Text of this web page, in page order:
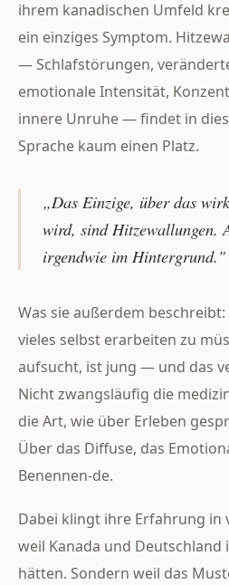
ihrem kanadischen Umfeld
ein einziges Symptom.
— Schlafstörungen,
emotionale Intensität,
innere Unruhe — findet in
Sprache kaum einen Platz.
„Das Einzige, über das
wird, sind Hitzewallungen.
irgendwie im Hintergrund."
Was sie außerdem
vieles selbst erarbeiten zu
aufsucht, ist jung — und das
Nicht zwangsläufig die
die Art, wie über Erleben
Über das Diffuse, das
Benennen-de.
Dabei klingt ihre Erfahrung in
weil Kanada und Deutschland
hätten. Sondern weil das